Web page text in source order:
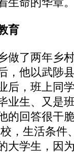
育
了两年乡
，他以武陟
后，班上同
业生、又是
的回答很干
，生活条件
大学生，因